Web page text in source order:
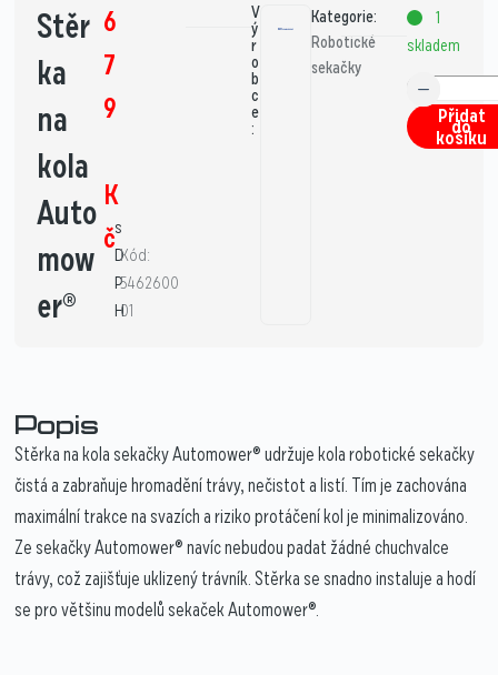
Stěr
ka
na
kola
Auto
mow
er®
6
7
9
K
čs
D
P
H
Kód:
5462600
01
V
ý
r
o
b
c
e
:
Kategorie:
Robotické
sekačky
1
skladem
Přidat
do
košíku
Popis
Stěrka na kola sekačky Automower® udržuje kola robotické sekačky
čistá a zabraňuje hromadění trávy, nečistot a listí. Tím je zachována
maximální trakce na svazích a riziko protáčení kol je minimalizováno.
Ze sekačky Automower® navíc nebudou padat žádné chuchvalce
trávy, což zajišťuje uklizený trávník. Stěrka se snadno instaluje a hodí
se pro většinu modelů sekaček Automower®.